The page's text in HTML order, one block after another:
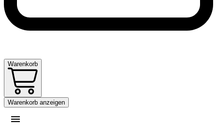
Warenkorb
Warenkorb anzeigen